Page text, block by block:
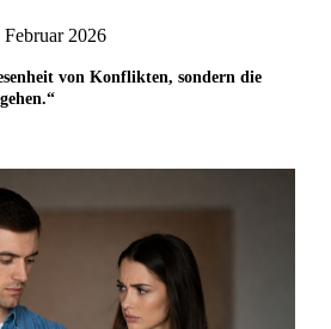
2026
von Konflikten, sondern die